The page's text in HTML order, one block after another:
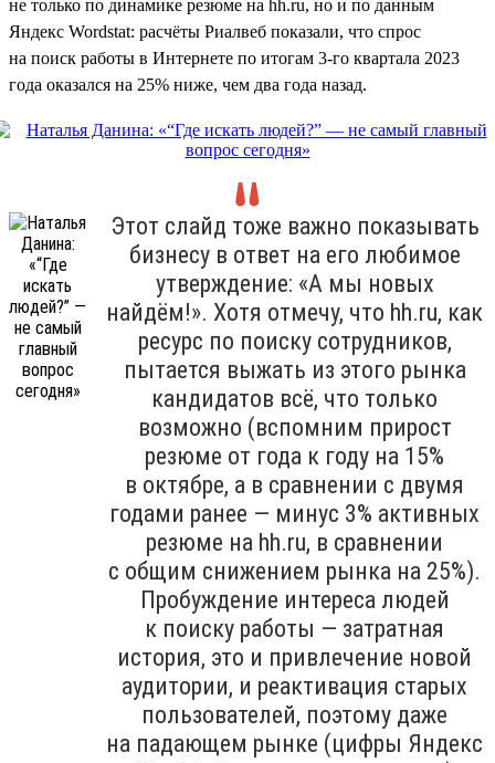
не только по динамике резюме на hh.ru, но и по данным
Яндекс Wordstat: расчёты Риалвеб показали, что спрос
на поиск работы в Интернете по итогам 3-го квартала 2023
года оказался на 25% ниже, чем два года назад.
Этот слайд тоже важно показывать
бизнесу в ответ на его любимое
утверждение: «А мы новых
найдём!». Хотя отмечу, что hh.ru, как
ресурс по поиску сотрудников,
пытается выжать из этого рынка
кандидатов всё, что только
возможно (вспомним прирост
резюме от года к году на 15%
в октябре, а в сравнении с двумя
годами ранее — минус 3% активных
резюме на hh.ru, в сравнении
с общим снижением рынка на 25%).
Пробуждение интереса людей
к поиску работы — затратная
история, это и привлечение новой
аудитории, и реактивация старых
пользователей, поэтому даже
на падающем рынке (цифры Яндекс